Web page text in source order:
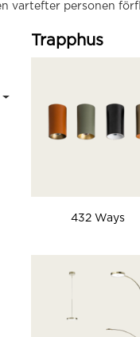
vartefter personen
Trapphus
432 Ways